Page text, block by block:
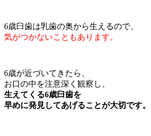
6歳臼歯は乳歯の奥から生えるので、
気がつかないこともあります。
6歳が近づいてきたら、
お口の中を注意深く観察し、
生えてくる6歳臼歯を
早めに発見してあげることが大切です。